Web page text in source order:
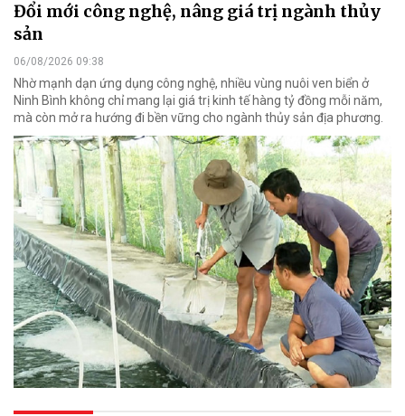
Đổi mới công nghệ, nâng giá trị ngành thủy
sản
06/08/2026 09:38
Nhờ mạnh dạn ứng dụng công nghệ, nhiều vùng nuôi ven biển ở
Ninh Bình không chỉ mang lại giá trị kinh tế hàng tỷ đồng mỗi năm,
mà còn mở ra hướng đi bền vững cho ngành thủy sản địa phương.